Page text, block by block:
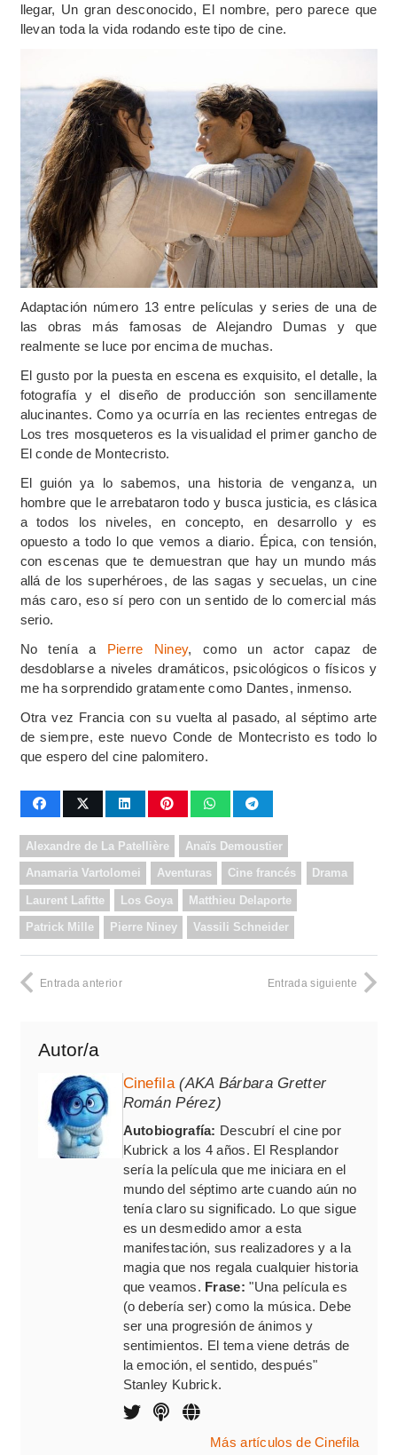
llegar, Un gran desconocido, El nombre, pero parece que
llevan toda la vida rodando este tipo de cine.
Adaptación número 13 entre películas y series de una de
las obras más famosas de Alejandro Dumas y que
realmente se luce por encima de muchas.
El gusto por la puesta en escena es exquisito, el detalle, la
fotografía y el diseño de producción son sencillamente
alucinantes. Como ya ocurría en las recientes entregas de
Los tres mosqueteros es la visualidad el primer gancho de
El conde de Montecristo.
El guión ya lo sabemos, una historia de venganza, un
hombre que le arrebataron todo y busca justicia, es clásica
a todos los niveles, en concepto, en desarrollo y es
opuesto a todo lo que vemos a diario. Épica, con tensión,
con escenas que te demuestran que hay un mundo más
allá de los superhéroes, de las sagas y secuelas, un cine
más caro, eso sí pero con un sentido de lo comercial más
serio.
No tenía a Pierre Niney, como un actor capaz de
desdoblarse a niveles dramáticos, psicológicos o físicos y
me ha sorprendido gratamente como Dantes, inmenso.
Otra vez Francia con su vuelta al pasado, al séptimo arte
de siempre, este nuevo Conde de Montecristo es todo lo
que espero del cine palomitero.
Alexandre de La Patellière Anaïs Demoustier
Anamaria Vartolomei Aventuras Cine francés Drama
Laurent Lafitte Los Goya Matthieu Delaporte
Patrick Mille Pierre Niney Vassili Schneider
Entrada anterior Entrada siguiente
Autor/a
Cinefila (AKA Bárbara Gretter
Román Pérez)
Autobiografía: Descubrí el cine por
Kubrick a los 4 años. El Resplandor
sería la película que me iniciara en el
mundo del séptimo arte cuando aún no
tenía claro su significado. Lo que sigue
es un desmedido amor a esta
manifestación, sus realizadores y a la
magia que nos regala cualquier historia
que veamos. Frase: "Una película es
(o debería ser) como la música. Debe
ser una progresión de ánimos y
sentimientos. El tema viene detrás de
la emoción, el sentido, después"
Stanley Kubrick.
Más artículos de Cinefila